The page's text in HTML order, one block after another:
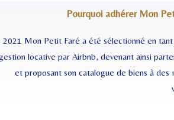
Pourquoi adhérer Mon
2021 Mon Petit Faré a été sélectionné en tant
locative par Airbnb, devenant ainsi
et proposant son catalogue de biens à des